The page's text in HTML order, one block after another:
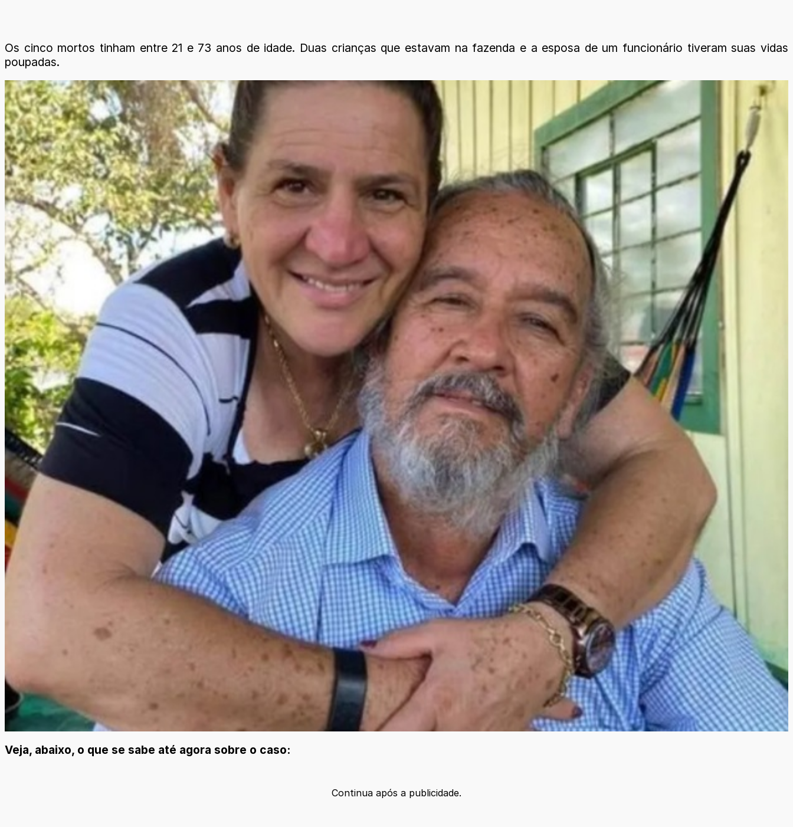
Os cinco mortos tinham entre 21 e 73 anos de idade. Duas crianças que estavam na fazenda e a esposa de um funcionário tiveram suas vidas
poupadas.
Veja, abaixo, o que se sabe até agora sobre o caso:
Continua após a publicidade.